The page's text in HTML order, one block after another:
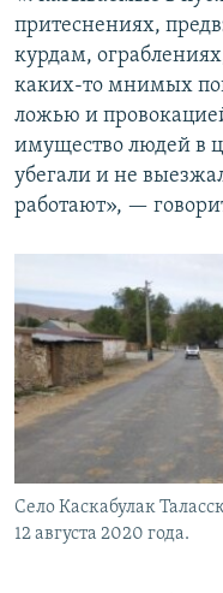
притеснениях,
курдам,
каких-то мнимых
ложью и
имущество людей в
убегали и не
работают», —
Село Каскабулак
12 августа 2020 года.